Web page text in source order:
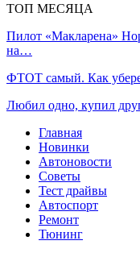
ТОП МЕСЯЦА
Пилот «Макларена»
на…
ФТОТ самый. Как
Любил одно, купил
Главная
Новинки
Автоновости
Советы
Тест драйвы
Автоспорт
Ремонт
Тюнинг